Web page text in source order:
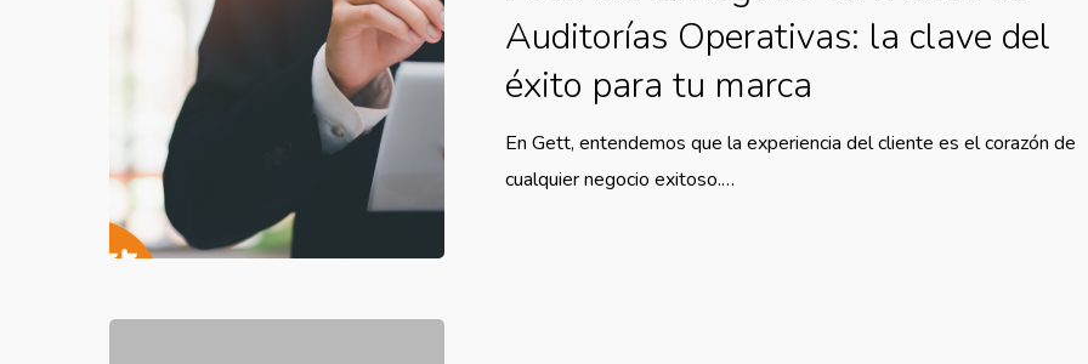
Auditorías Operativas: la clave del
éxito para tu marca
En Gett, entendemos que la experiencia del cliente es el corazón de
cualquier negocio exitoso.…